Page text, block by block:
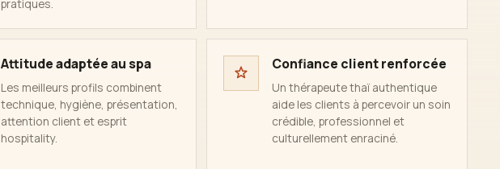
pratiques.
Attitude adaptée au spa
Les meilleurs profils combinent
technique, hygiène, présentation,
attention client et esprit
hospitality.
Confiance client renforcée
Un thérapeute thaï authentique
aide les clients à percevoir un soin
crédible, professionnel et
culturellement enraciné.